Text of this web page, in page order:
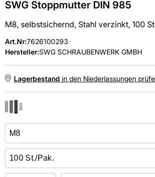
SWG Stoppmutter DIN 985
M8, selbstsichernd, Stahl verzinkt, 100
Art.Nr:7626100293
Hersteller:SWG SCHRAUBENWERK GMBH
Lagerbestand in den Niederlassungen